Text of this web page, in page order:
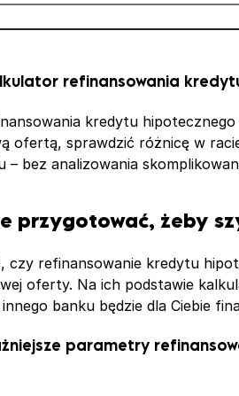
refinansowania
kredytu
ofertą, sprawdzić różnicę w
– bez analizowania
przygotować, żeby
czy refinansowanie kredytu
oferty. Na ich podstawie
banku będzie dla Ciebie
parametry